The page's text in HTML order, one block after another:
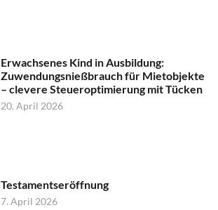
Erwachsenes Kind in Ausbildung:
Zuwendungsnießbrauch für Mietobjekte
– clevere Steueroptimierung mit Tücken
20. April 2026
Testamentseröffnung
7. April 2026